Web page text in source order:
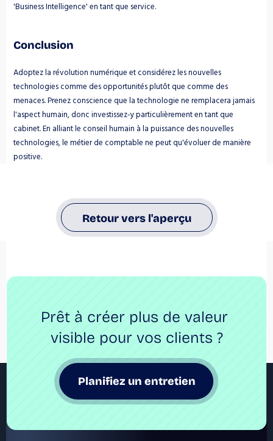
'Business Intelligence' en tant que service.
Conclusion
Adoptez la révolution numérique et considérez les nouvelles
technologies comme des opportunités plutôt que comme des
menaces. Prenez conscience que la technologie ne remplacera jamais
l'aspect humain, donc investissez-y particulièrement en tant que
cabinet. En alliant le conseil humain à la puissance des nouvelles
technologies, le métier de comptable ne peut qu'évoluer de manière
positive.
Retour vers l'aperçu
Prêt à créer plus de valeur
visible pour vos clients ?
Planifiez un entretien